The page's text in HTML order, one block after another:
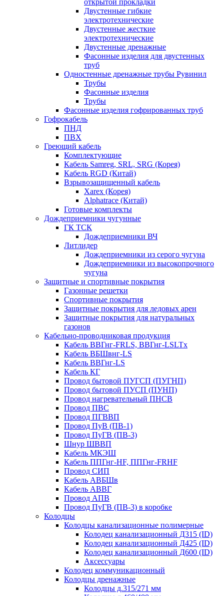
открытой прокладки
Двустенные гибкие
электротехнические
Двустенные жесткие
электротехнические
Двустенные дренажные
Фасонные изделия для двустенных
труб
Одностенные дренажные трубы Рувинил
Трубы
Фасонные изделия
Трубы
Фасонные изделия гофрированных труб
Гофрокабель
ПНД
ПВХ
Греющий кабель
Комплектующие
Кабель Samreg, SRL, SRG (Корея)
Кабель RGD (Китай)
Взрывозащищенный кабель
Xarex (Корея)
Alphatrace (Китай)
Готовые комплекты
Дождеприемники чугунные
ГК ТСК
Дождеприемники ВЧ
Литлидер
Дождеприемники из серого чугуна
Дождеприемники из высокопрочного
чугуна
Защитные и спортивные покрытия
Газонные решетки
Спортивные покрытия
Защитные покрытия для ледовых арен
Защитные покрытия для натуральных
газонов
Кабельно-проводниковая продукция
Кабель ВВГнг-FRLS, ВВГнг-LSLTx
Кабель ВБШвнг-LS
Кабель ВВГнг-LS
Кабель КГ
Провод бытовой ПУГСП (ПУГНП)
Провод бытовой ПУСП (ПУНП)
Провод нагревательный ПНСВ
Провод ПВС
Провод ПГВВП
Провод ПуВ (ПВ-1)
Провод ПуГВ (ПВ-3)
Шнур ШВВП
Кабель МКЭШ
Кабель ППГнг-HF, ППГнг-FRHF
Провод СИП
Кабель АВБШв
Кабель АВВГ
Провод АПВ
Провод ПуГВ (ПВ-3) в коробке
Колодцы
Колодцы канализационные полимерные
Колодец канализационный Д315 (ID)
Колодец канализационный Д425 (ID)
Колодец канализационный Д600 (ID)
Аксессуары
Колодец коммуникационный
Колодцы дренажные
Колодцы д.315/271 мм